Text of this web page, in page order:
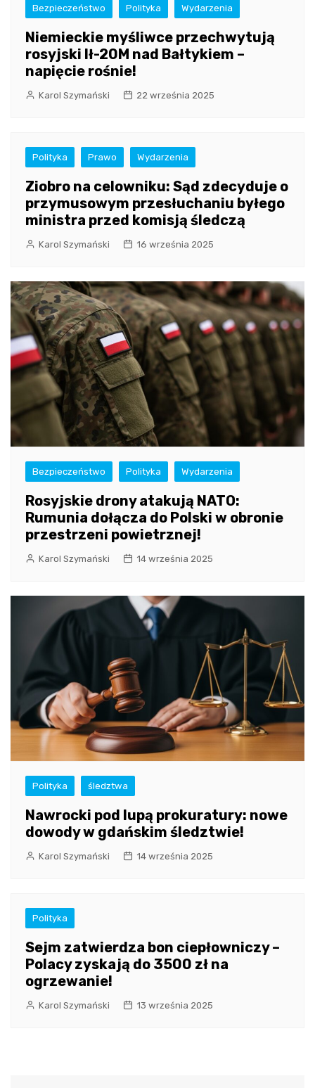
Bezpieczeństwo Polityka Wydarzenia
Niemieckie myśliwce przechwytują
rosyjski Ił-20M nad Bałtykiem –
napięcie rośnie!
Karol Szymański 22 września 2025
Polityka Prawo Wydarzenia
Ziobro na celowniku: Sąd zdecyduje o
przymusowym przesłuchaniu byłego
ministra przed komisją śledczą
Karol Szymański 16 września 2025
Bezpieczeństwo Polityka Wydarzenia
Rosyjskie drony atakują NATO:
Rumunia dołącza do Polski w obronie
przestrzeni powietrznej!
Karol Szymański 14 września 2025
Polityka śledztwa
Nawrocki pod lupą prokuratury: nowe
dowody w gdańskim śledztwie!
Karol Szymański 14 września 2025
Polityka
Sejm zatwierdza bon ciepłowniczy –
Polacy zyskają do 3500 zł na
ogrzewanie!
Karol Szymański 13 września 2025